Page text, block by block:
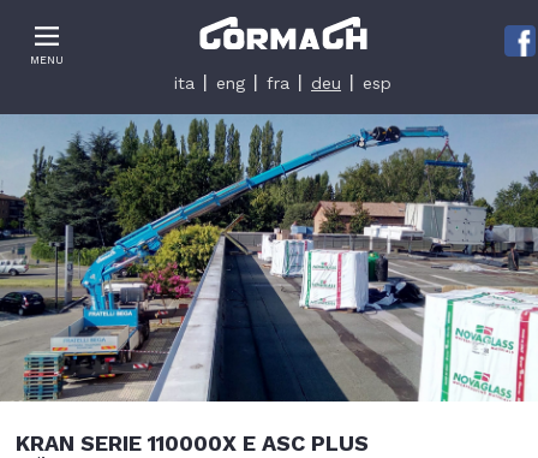
MENU
ita eng fra deu esp
KRAN SERIE 110000X E ASC PLUS
Informativa sulla raccolta
Le tue preferenze relative alla privacy